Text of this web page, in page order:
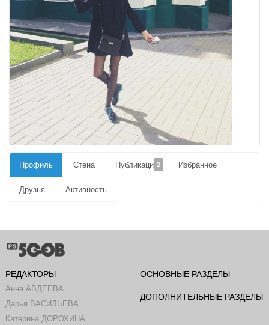
Профиль Стена Публикации2 Избранное
Друзья Активность
РЕДАКТОРЫ
Анна АВДЕЕВА
Дарья ВАСИЛЬЕВА
Катерина ДОРОХИНА
ОСНОВНЫЕ РАЗДЕЛЫ
ДОПОЛНИТЕЛЬНЫЕ РАЗДЕЛЫ